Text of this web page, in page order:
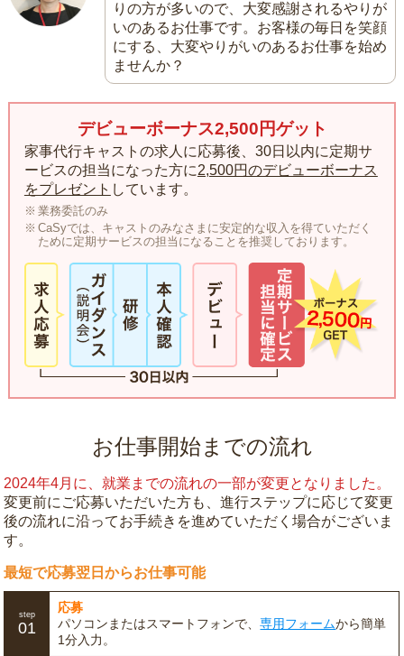
りの方が多いので、大変感謝されるやりが
いのあるお仕事です。お客様の毎日を笑顔
にする、大変やりがいのあるお仕事を始め
ませんか？
デビューボーナス2,500円ゲット
家事代行キャストの求人に応募後、30日以内に定期サ
ービスの担当になった方に2,500円のデビューボーナス
をプレゼント しています。
業務委託のみ
CaSyでは、キャストのみなさまに安定的な収入を得ていただく
ために定期サービスの担当になることを推奨しております。
お仕事開始までの流れ
2024年4月に、就業までの流れの一部が変更となりました。
変更前にご応募いただいた方も、進行ステップに応じて変更
後の流れに沿ってお手続きを進めていただく場合がございま
す。
最短で応募翌日からお仕事可能
step
01
応募
パソコンまたはスマートフォンで、専用フォームから簡単
1分入力。